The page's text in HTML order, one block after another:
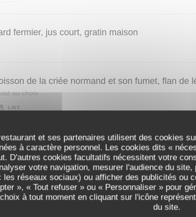
et ses partenaires utilisent des cookies
à caractère personnel. Les cookies dits «
D'autres cookies facultatifs nécessitent votre
votre navigation, mesurer l'audience du
les réseaux sociaux) ou afficher des publicités ou
», « Tout refuser » ou « Personnaliser » pour
à tout moment en cliquant sur l'icône
du site.
fermier, jus court, gratin maison
de la criée normand et son fumet, flan de
au choix
LAIT
décortiquées, frites maison
Normand, sauce poivre ou roquefort, gratin